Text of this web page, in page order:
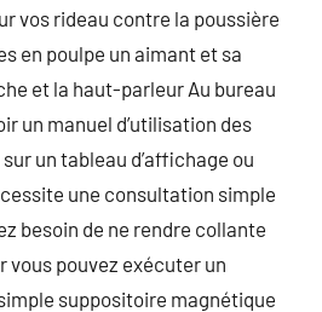
vos rideau contre la poussière
en poulpe un aimant et sa
et la haut-parleur Au bureau
un manuel d’utilisation des
un tableau d’affichage ou
une consultation simple
besoin de ne rendre collante
vous pouvez exécuter un
suppositoire magnétique